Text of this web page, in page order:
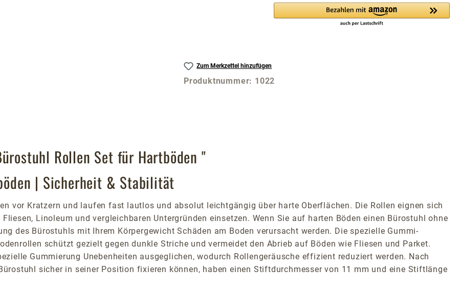
Zum Merkzettel hinzufügen
Produktnummer: 1022
Rollen Set für Hartböden "
| Sicherheit & Stabilität
vor Kratzern und laufen fast lautlos und absolut leichtgängig über harte Oberflächen. Die Rollen eignen sich
Linoleum und vergleichbaren Untergründen einsetzen. Wenn Sie auf harten Böden einen Bürostuhl ohne
des Bürostuhls mit Ihrem Körpergewicht Schäden am Boden verursacht werden. Die spezielle Gummi-
schützt gezielt gegen dunkle Striche und vermeidet den Abrieb auf Böden wie Fliesen und Parket.
Gummierung Unebenheiten ausgeglichen, wodurch Rollengeräusche effizient reduziert werden. Nach
sicher in seiner Position fixieren können, haben einen Stiftdurchmesser von 11 mm und eine Stiftlänge